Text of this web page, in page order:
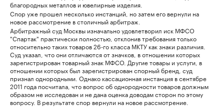
благородных металлов и ювелирные изделия.
Спор уже прошел несколько инстанций, но затем его вернули на
новое рассмотрение в столичный арбитраж.
Арбитражный суд Москвы изначально удовлетворил иск МФСО
"Спартак" практически полностью, отклонив требования только
относительно таких товаров 26-го класса МКТУ как знаки различия.
Суд указал, что они отличаются от значков, в отношении которых
зарегистрирован товарный знак МФСО. Другие товары и услуги, в
отношении которых был зарегистрирован спорный бренд, суд
признал однородными. Однако кассационная инстанция в сентябре
2011 года посчитала, что вопрос об однородности товаров должным
образом не исследован и не дана оценка доводам сторон по этому
вопросу. В результате спор вернули на новое рассмотрение.